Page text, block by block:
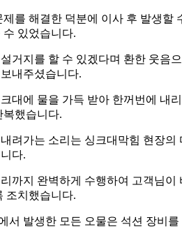
를 해결한 덕분에 이사 후 발생할
있었습니다.
거지를 할 수 있겠다며 환한 웃음
내주셨습니다.
대에 물을 가득 받아 한꺼번에 내
했습니다.
려가는 소리는 싱크대막힘 현장의
다.
까지 완벽하게 수행하여 고객님이
조치했습니다.
서 발생한 모든 오물은 석션 장비를